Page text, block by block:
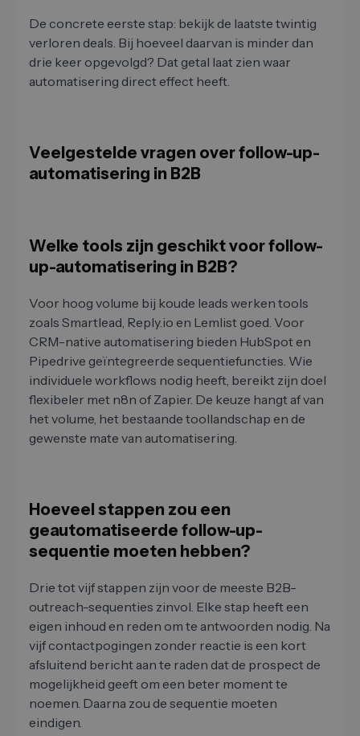
De concrete eerste stap: bekijk de laatste twintig
verloren deals. Bij hoeveel daarvan is minder dan
drie keer opgevolgd? Dat getal laat zien waar
automatisering direct effect heeft.
Veelgestelde vragen over follow-up-
automatisering in B2B
Welke tools zijn geschikt voor follow-
up-automatisering in B2B?
Voor hoog volume bij koude leads werken tools
zoals Smartlead, Reply.io en Lemlist goed. Voor
CRM-native automatisering bieden HubSpot en
Pipedrive geïntegreerde sequentiefuncties. Wie
individuele workflows nodig heeft, bereikt zijn doel
flexibeler met n8n of Zapier. De keuze hangt af van
het volume, het bestaande toollandschap en de
gewenste mate van automatisering.
Hoeveel stappen zou een
geautomatiseerde follow-up-
sequentie moeten hebben?
Drie tot vijf stappen zijn voor de meeste B2B-
outreach-sequenties zinvol. Elke stap heeft een
eigen inhoud en reden om te antwoorden nodig. Na
vijf contactpogingen zonder reactie is een kort
afsluitend bericht aan te raden dat de prospect de
mogelijkheid geeft om een beter moment te
noemen. Daarna zou de sequentie moeten
eindigen.